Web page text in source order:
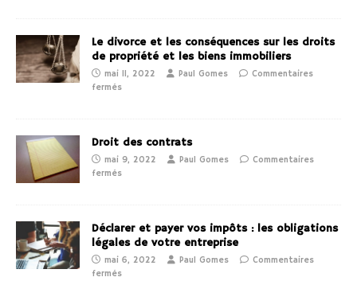
Le divorce et les conséquences sur les droits
de propriété et les biens immobiliers
mai 11, 2022 Paul Gomes
Commentaires
fermés
Droit des contrats
mai 9, 2022 Paul Gomes
Commentaires
fermés
Déclarer et payer vos impôts : les obligations
légales de votre entreprise
mai 6, 2022 Paul Gomes
Commentaires
fermés